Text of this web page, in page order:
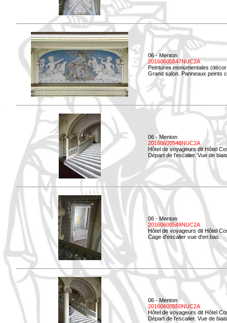
06 - Menton
20160600547NUC2A
Peintures monumentales
Grand salon. Panneaux peints
06 - Menton
20160600548NUC2A
Hôtel de voyageurs dit Hôtel
Départ de l'escalier. Vue de
06 - Menton
20160600549NUC2A
Hôtel de voyageurs dit Hôtel
Cage d'escalier vue d'en bas.
06 - Menton
20160600550NUC2A
Hôtel de voyageurs dit Hôtel
Départ de l'escalier. Vue de